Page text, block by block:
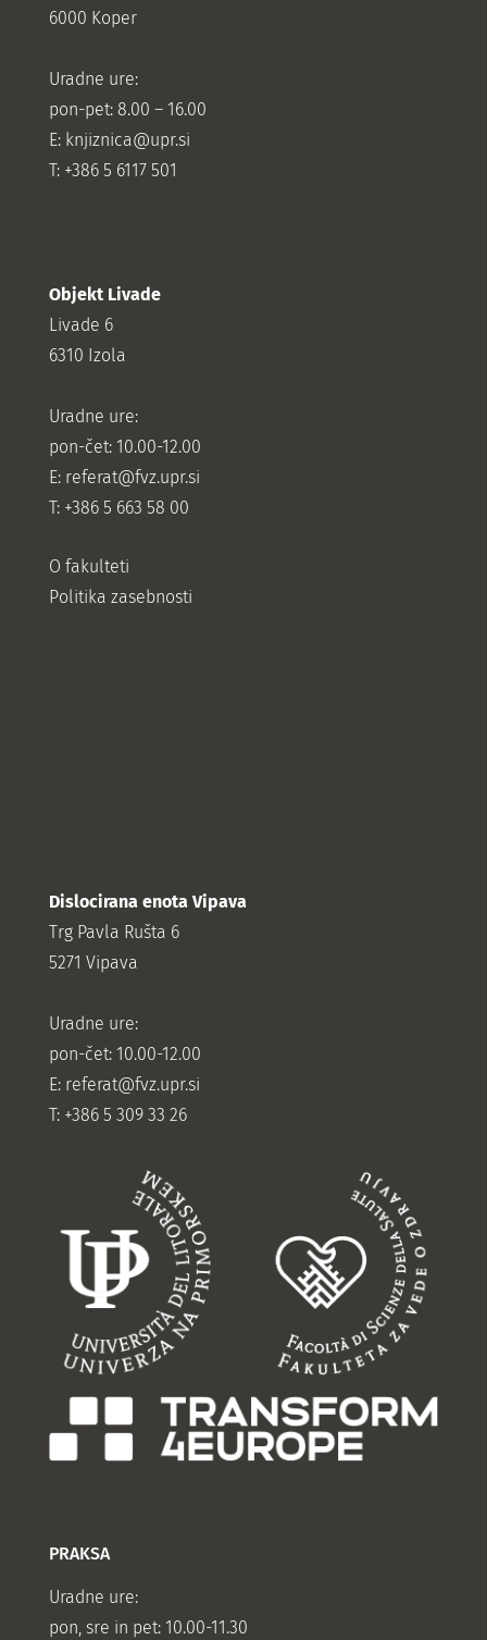
6000 Koper
Uradne ure:
pon-pet: 8.00 – 16.00
E: knjiznica@upr.si
T: +386 5 6117 501
Objekt Livade
Livade 6
6310 Izola
Uradne ure:
pon-čet: 10.00-12.00
E: referat@fvz.upr.si
T: +386 5 663 58 00
O fakulteti
Politika zasebnosti
Dislocirana enota Vipava
Trg Pavla Rušta 6
5271 Vipava
Uradne ure:
pon-čet: 10.00-12.00
E: referat@fvz.upr.si
T: +386 5 309 33 26
PRAKSA
Uradne ure:
pon, sre in pet: 10.00-11.30